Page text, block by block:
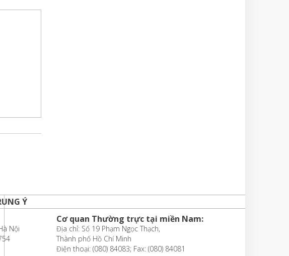
Ý
Nội
Cơ quan Thường trực tại miền Nam:
Địa chỉ: Số 19 Phạm Ngọc Thạch,
Thành phố Hồ Chí Minh
Điện thoại: (080) 84083; Fax: (080) 84081